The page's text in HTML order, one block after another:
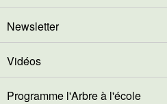
Newsletter
Vidéos
Programme l'Arbre à l'école